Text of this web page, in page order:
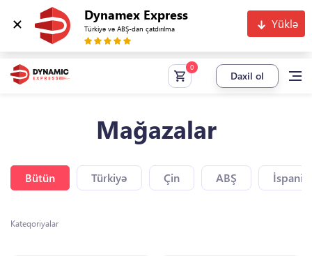
Dynamex Express
Türkiyə və ABŞ-dan çatdırılma Yüklə
Daxil ol
Mağazalar
Bütün Türkiyə Çin ABŞ
Kateqoriyalar